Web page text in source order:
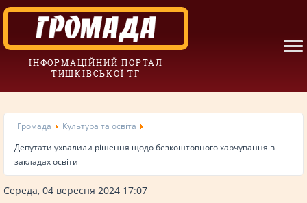
ІНФОРМАЦІЙНИЙ ПОРТАЛ
ТИШКІВСЬКОЇ ТГ
Громада
Культура та освіта
Депутати ухвалили рішення щодо безкоштовного харчування в
закладах освіти
Середа, 04 вересня 2024 17:07